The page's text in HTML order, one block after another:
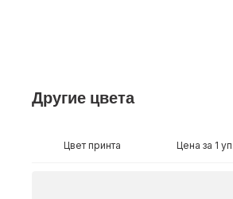
Другие цвета
Цвет принта Цена за 1 уп.